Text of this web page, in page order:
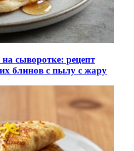
сыворотке: рецепт
блинов с пылу с жару